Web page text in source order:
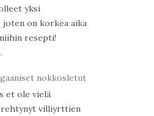
yksi
on korkea aika
resepti!
nokkosletut
et ole vielä
villiyrttien